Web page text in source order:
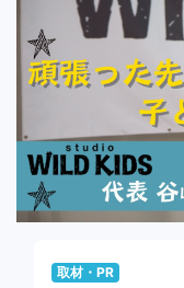
取材・PR